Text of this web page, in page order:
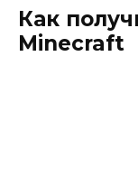
Как
Minecraft